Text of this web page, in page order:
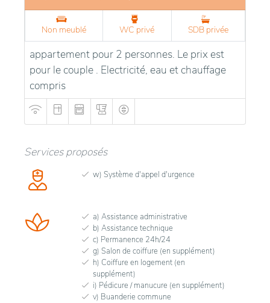
Non meublé WC privé SDB privée
appartement pour 2 personnes. Le prix est
pour le couple . Electricité, eau et chauffage
compris
Services proposés
w) Système d'appel d'urgence
a) Assistance administrative
b) Assistance technique
c) Permanence 24h/24
g) Salon de coiffure (en supplément)
h) Coiffure en logement (en
supplément)
i) Pédicure / manucure (en supplément)
v) Buanderie commune